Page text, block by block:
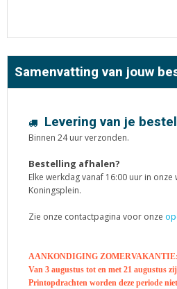
Samenvatting van jouw
Levering van je
Binnen 24 uur verzonden.
Bestelling afhalen?
Elke werkdag vanaf 16:00 uur in onze
Koningsplein.
Zie onze contactpagina voor onze
AANKONDIGING ZOMERVAKANTIE:
Van 3 augustus tot en met 21 augustus
Printopdrachten worden deze periode